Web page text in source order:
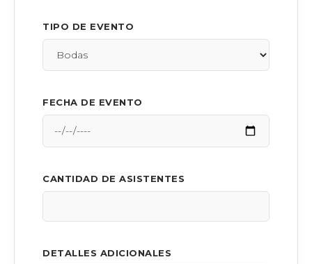
TIPO DE EVENTO
FECHA DE EVENTO
CANTIDAD DE ASISTENTES
DETALLES ADICIONALES